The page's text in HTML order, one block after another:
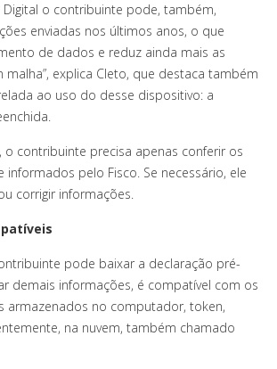
Digital o contribuinte pode, também,
enviadas nos últimos anos, o que
de dados e reduz ainda mais as
malha”, explica Cleto, que destaca também
ao uso do desse dispositivo: a
o contribuinte precisa apenas conferir os
informados pelo Fisco. Se necessário, ele
corrigir informações.
pode baixar a declaração pré-
demais informações, é compatível com os
armazenados no computador, token,
na nuvem, também chamado